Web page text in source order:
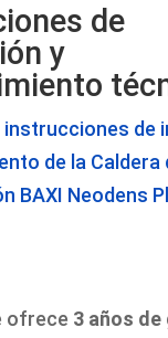
de
y
instrucciones de
de la Caldera
BAXI Neodens
ofrece 3 años